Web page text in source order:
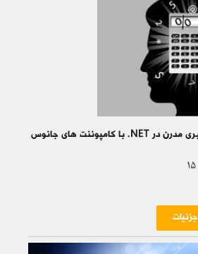
آموزش طراحی رابط کاربری مدرن در NET. با کامپوننت های جانوس
۱۵
جزئیات